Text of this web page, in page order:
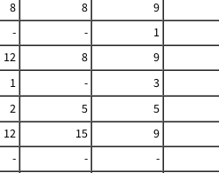
8 8 9
- - 1
12 8 9
1 - 3
2 5 5
12 15 9
- - -